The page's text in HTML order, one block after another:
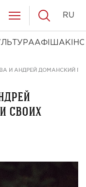
АФІША КІНО
RU
И АНДРЕЙ ДОМАНСКИЙ
своих